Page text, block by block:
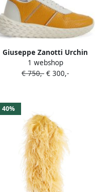
Giuseppe Zanotti Urchin
sneakers Geel
1 webshop
€ 750,- € 300,-
40%